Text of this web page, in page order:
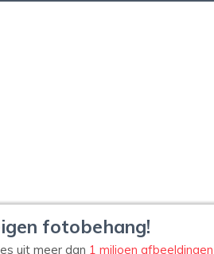
fotobehang!
uit meer dan 1 miljoen afbeeldingen